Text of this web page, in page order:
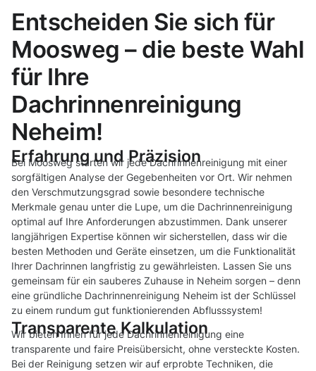
Entscheiden Sie sich für
Moosweg – die beste Wahl
für Ihre
Dachrinnenreinigung
Neheim!
Erfahrung und Präzision
Bei Moosweg starten wir jede Dachrinnenreinigung mit einer
sorgfältigen Analyse der Gegebenheiten vor Ort. Wir nehmen
den Verschmutzungsgrad sowie besondere technische
Merkmale genau unter die Lupe, um die Dachrinnenreinigung
optimal auf Ihre Anforderungen abzustimmen. Dank unserer
langjährigen Expertise können wir sicherstellen, dass wir die
besten Methoden und Geräte einsetzen, um die Funktionalität
Ihrer Dachrinnen langfristig zu gewährleisten. Lassen Sie uns
gemeinsam für ein sauberes Zuhause in Neheim sorgen – denn
eine gründliche Dachrinnenreinigung Neheim ist der Schlüssel
zu einem rundum gut funktionierenden Abflusssystem!
Transparente Kalkulation
Wir bieten Ihnen für jede Dachrinnenreinigung eine
transparente und faire Preisübersicht, ohne versteckte Kosten.
Bei der Reinigung setzen wir auf erprobte Techniken, die